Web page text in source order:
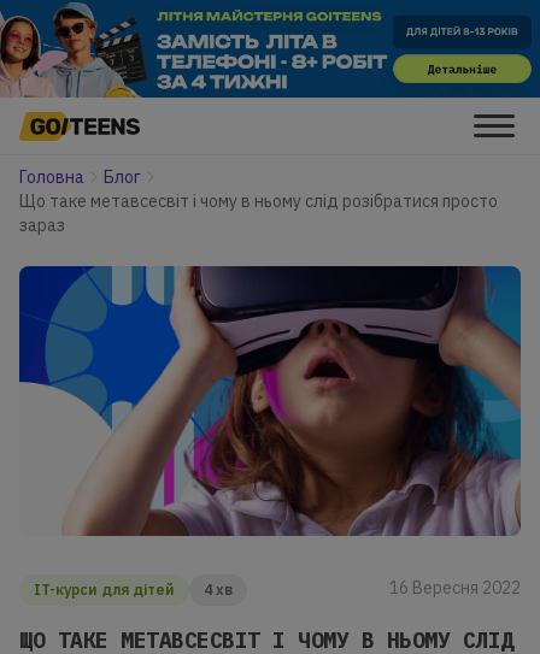
Головна
Блог
Що таке метавсесвіт і чому в ньому слід розібратися просто
зараз
IT-курси для дітей 4 хв 16 Вересня 2022
ЩО ТАКЕ МЕТАВСЕСВІТ І ЧОМУ В НЬОМУ СЛІД